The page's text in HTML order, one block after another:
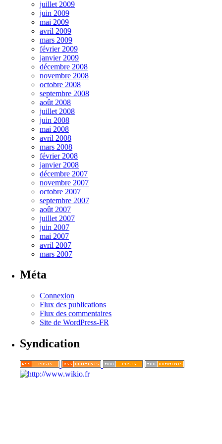
juillet 2009
juin 2009
mai 2009
avril 2009
mars 2009
février 2009
janvier 2009
décembre 2008
novembre 2008
octobre 2008
septembre 2008
août 2008
juillet 2008
juin 2008
mai 2008
avril 2008
mars 2008
février 2008
janvier 2008
décembre 2007
novembre 2007
octobre 2007
septembre 2007
août 2007
juillet 2007
juin 2007
mai 2007
avril 2007
mars 2007
Méta
Connexion
Flux des publications
Flux des commentaires
Site de WordPress-FR
Syndication